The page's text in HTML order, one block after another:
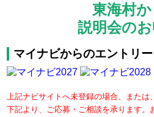
東海村
説明会の
マイナビからのエントリー
上記ナビサイトへ未登録の場合、また
下記より、ご応募・ご相談を承ります。